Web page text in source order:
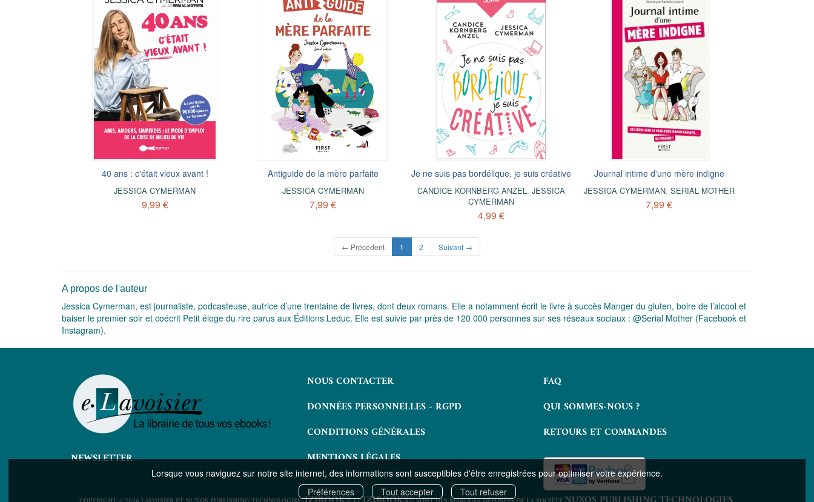
Lorsque vous naviguez sur notre site internet, des informations sont susceptibles d'être enregistrées pour optimiser votre expérience.
Préférences
Tout accepter Tout refuser
40 ans : c'était vieux avant !
JESSICA CYMERMAN
9,99 €
Antiguide de la mère parfaite
JESSICA CYMERMAN
7,99 €
Je ne suis pas bordélique, je suis créative
CANDICE KORNBERG ANZEL , JESSICA
CYMERMAN
4,99 €
Journal intime d'une mère indigne
JESSICA CYMERMAN, SERIAL MOTHER
7,99 €
← Précédent 1 (current)
2 Suivant →
A propos de l'auteur
Jessica Cymerman, est journaliste, podcasteuse, autrice d’une trentaine de livres, dont deux romans. Elle a notamment écrit le livre à succès Manger du gluten, boire de l’alcool et
baiser le premier soir et coécrit Petit éloge du rire parus aux Éditions Leduc. Elle est suivie par près de 120 000 personnes sur ses réseaux sociaux : @Serial Mother (Facebook et
Instagram).
NEWSLETTER
NOUS CONTACTER
DONNÉES PERSONNELLES - RGPD
CONDITIONS GÉNÉRALES
MENTIONS LÉGALES
FAQ
QUI SOMMES-NOUS ?
RETOURS ET COMMANDES